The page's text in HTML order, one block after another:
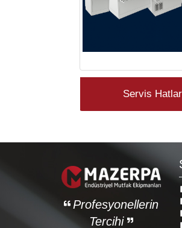
Servis
Profesyonellerin
Tercihi